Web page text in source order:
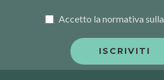
Accetto la normativa sulla